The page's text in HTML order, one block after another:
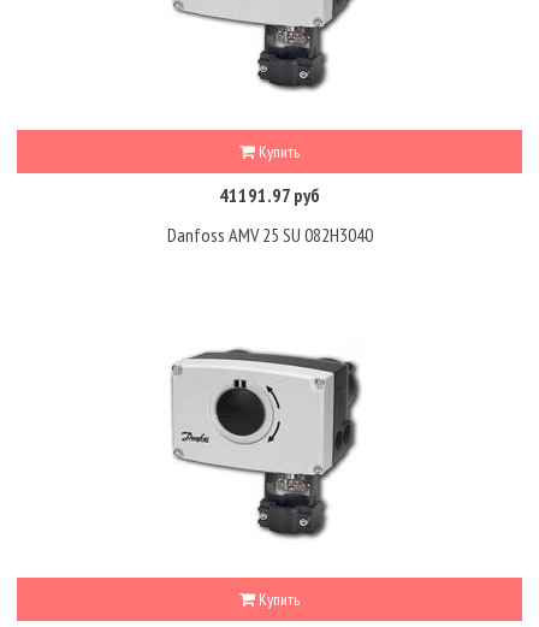
Купить
41191.97 руб
Danfoss AMV 25 SU 082H3040
Купить